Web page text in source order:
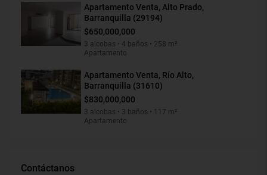
Apartamento Venta, Alto Prado,
Barranquilla (29194)
$650,000,000
3 alcobas • 4 baños • 258 m²
Apartamento
Apartamento Venta, Río Alto,
Barranquilla (31610)
$830,000,000
3 alcobas • 3 baños • 117 m²
Apartamento
Contáctanos